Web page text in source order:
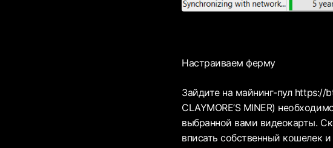
Настраиваем ферму
Зайдите на майнинг-пул https://
CLAYMORE’S MINER)
выбранной вами видеокарты.
вписать собственный кошелек